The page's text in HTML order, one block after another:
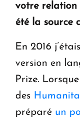
votre relation
été la source
En 2016
version en
Prize.
des
préparé un